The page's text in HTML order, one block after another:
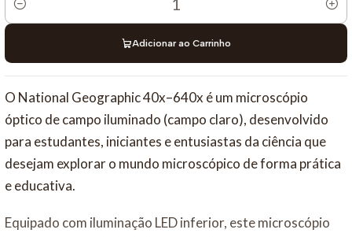
Quantidade
Adicionar ao Carrinho
O National Geographic 40x–640x é um microscópio
óptico de campo iluminado (campo claro), desenvolvido
para estudantes, iniciantes e entusiastas da ciência que
desejam explorar o mundo microscópico de forma prática
e educativa.
Equipado com iluminação LED inferior, este microscópio